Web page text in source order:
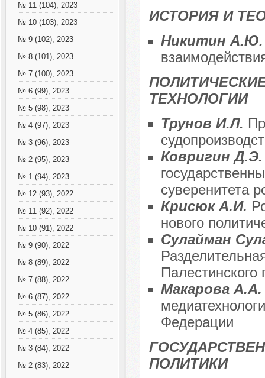
№ 11 (104), 2023
№ 10 (103), 2023
№ 9 (102), 2023
№ 8 (101), 2023
№ 7 (100), 2023
№ 6 (99), 2023
№ 5 (98), 2023
№ 4 (97), 2023
№ 3 (96), 2023
№ 2 (95), 2023
№ 1 (94), 2023
№ 12 (93), 2022
№ 11 (92), 2022
№ 10 (91), 2022
№ 9 (90), 2022
№ 8 (89), 2022
№ 7 (88), 2022
№ 6 (87), 2022
№ 5 (86), 2022
№ 4 (85), 2022
№ 3 (84), 2022
№ 2 (83), 2022
ИСТОРИЯ И
Никитин
ТЕХНОЛОГИИ
Трунов И.Л.
Ковригин
суверенитета
Крисюк А.И.
нового
Сулайман
Палестинского
Макарова
Федерации
ПОЛИТИКИ